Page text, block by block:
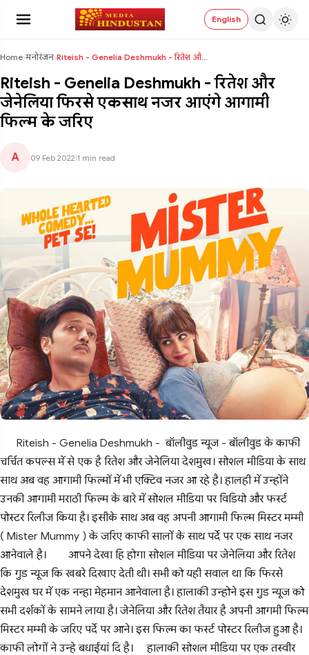
English
Home›मनोरंजन› Riteish - Genelia Deshmukh - रितेश और जेनेलिया फिर...
Riteish - Genelia Deshmukh - रितेश और
जेनेलिया फिरसे एकसाथ नजर आएंगे आगामी
फिल्म के जरिए
A 09 Feb 2022 1 min read
Riteish - Genelia Deshmukh - बॉलीवुड न्यूज - बॉलीवुड के काफी
चर्चित कपल्स में से एक है रितेश और जेनेलिया देशमुख। सोशल मीडिया के साथ
साथ अब वह आगामी फिल्मों में भी एक्टिव नजर आ रहे है। हालही में उन्होंने
उनकी आगामी मराठी फिल्म के बारे में सोशल मीडिया पर विडियो और फर्स्ट
पोस्टर रिलीज किया है। इसीके साथ अब वह अपनी आगामी फिल्म मिस्टर मम्मी
( Mister Mummy ) के जरिए काफी सालों के साथ पर्दे पर एक साथ नजर
आनेवाले है।
आपने देखा हि होगा सोशल मीडिया पर जेनेलिया और रितेश
कि गुड न्यूज कि खबरे दिखाए देती थी। सभी को यही सवाल था कि फिरसे
देशमुख घर में एक नन्हा मेहमान आनेवाला है। हालाकी उन्होने इस गुड न्यूज को
सभी दर्शकों के सामने लाया है। जेनेलिया और रितेश तैयार है अपनी आगमी फिल्म
मिस्टर मम्मी के जरिए पर्दे पर आने। इस फिल्म का फर्स्ट पोस्टर रिलीज हुआ है।
काफी लोगों ने उन्हे बधाईयां दि है।
हालाकी सोशल मीडिया पर एक तस्वीर